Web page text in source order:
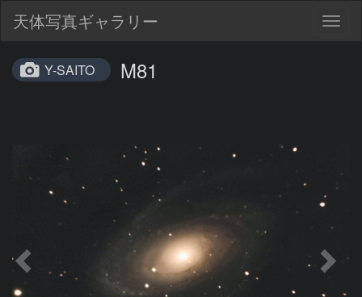
天体写真ギャラリー
Y-SAITO M81